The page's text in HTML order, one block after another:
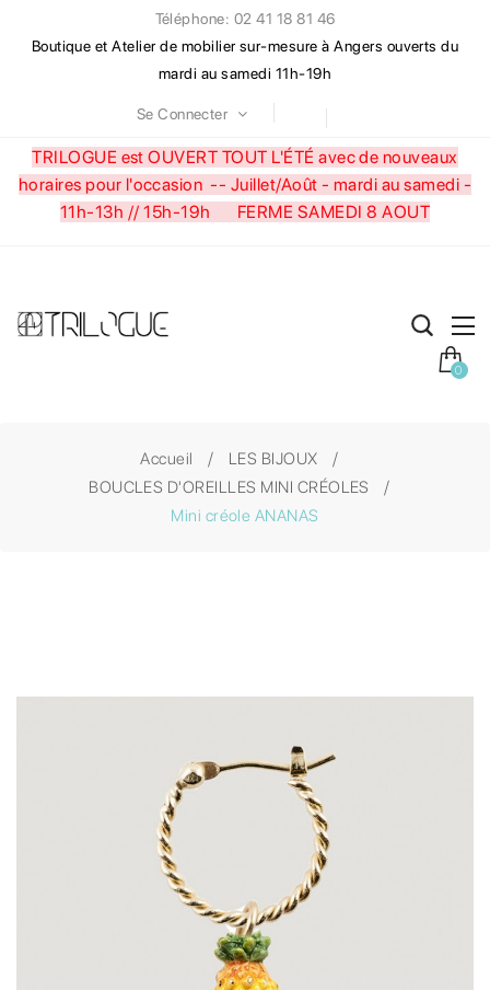
Téléphone: 02 41 18 81 46
Boutique et Atelier de mobilier sur-mesure à Angers ouverts du
mardi au samedi 11h-19h
Se Connecter
TRILOGUE est OUVERT TOUT L'ÉTÉ avec de nouveaux
horaires pour l'occasion -- Juillet/Août - mardi au samedi -
11h-13h // 15h-19h FERME SAMEDI 8 AOUT
0
Accueil
LES BIJOUX
BOUCLES D'OREILLES MINI CRÉOLES
Mini créole ANANAS